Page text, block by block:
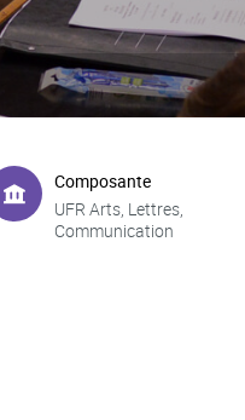
Composante
UFR Arts, Lettres,
Communication